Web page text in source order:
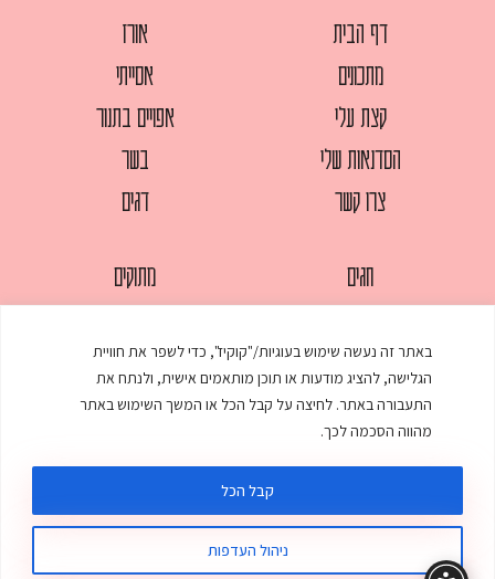
באתר זה נעשה שימוש בעוגיות/"קוקיז", כדי לשפר את חוויית
הגלישה, להציג מודעות או תוכן מותאמים אישית, ולנתח את
התעבורה באתר. לחיצה על קבל הכל או המשך השימוש באתר
מהווה הסכמה לכך.
ניהול העדפות
קבל הכל
דף הבית
מתכונים
קצת עלי
הסדנאות שלי
צרו קשר
אורז
אסייתי
אפויים בתנור
בשר
דגים
חגים
מאפים
ממולאים
מרקים
מתוקים
עוגות
עוף
© כל הזכויות שמורות לענת אלישע | עיצוב ובניית אתר